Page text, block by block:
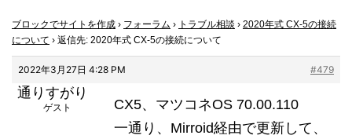
ブロックでサイトを作成 › フォーラム › トラブル相談 › 2020年式 CX-5の接続
について › 返信先: 2020年式 CX-5の接続について
2022年3月27日 4:28 PM #479
通りすがり
ゲスト
CX5、マツコネOS 70.00.110
一通り、Mirroid経由で更新して、